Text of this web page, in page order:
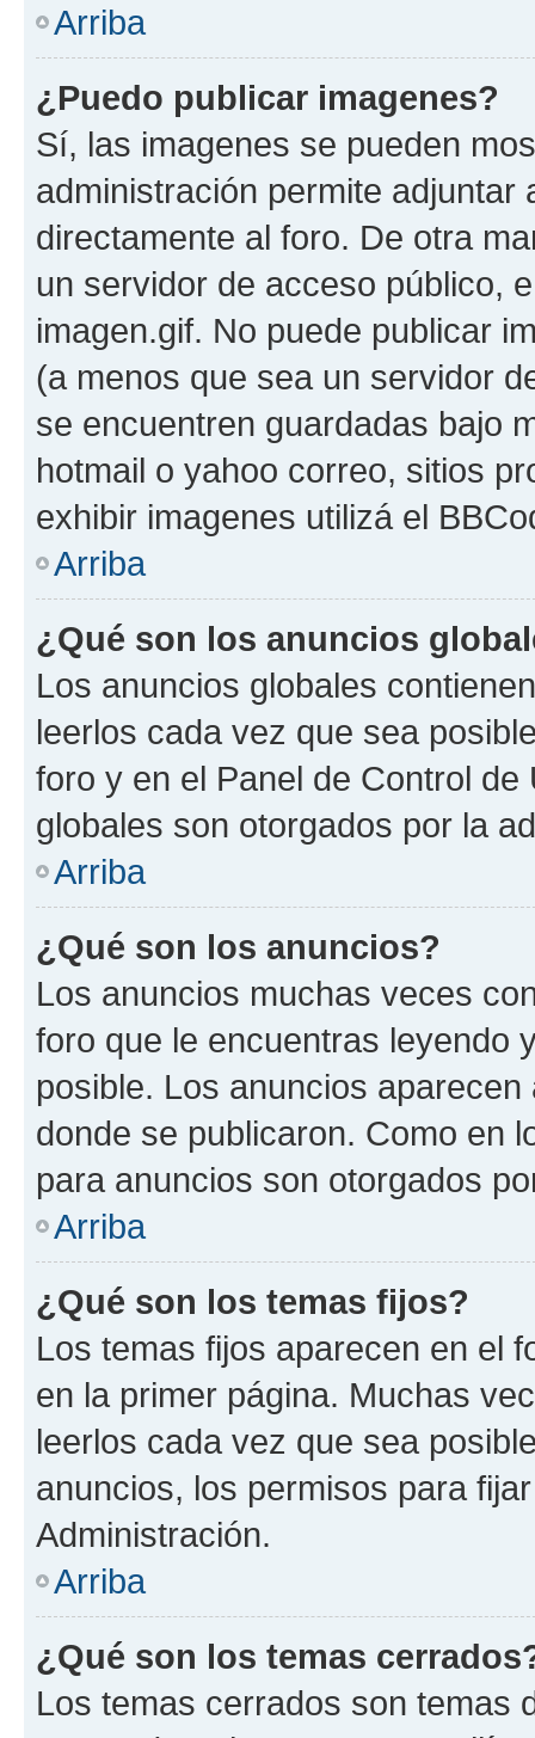
Arriba
¿Puedo publicar imagenes?
Sí, las imagenes se pueden
administración permite
directamente al foro. De otra
un servidor de acceso público,
imagen.gif. No puede publicar
(a menos que sea un servidor
se encuentren guardadas bajo
hotmail o yahoo correo, sitios
exhibir imagenes utilizá el
Arriba
¿Qué son los anuncios
Los anuncios globales
leerlos cada vez que sea
foro y en el Panel de Control
globales son otorgados por la
Arriba
¿Qué son los anuncios?
Los anuncios muchas veces
foro que le encuentras leyendo
posible. Los anuncios
donde se publicaron. Como en
para anuncios son otorgados
Arriba
¿Qué son los temas fijos?
Los temas fijos aparecen en el
en la primer página. Muchas
leerlos cada vez que sea
anuncios, los permisos para
Administración.
Arriba
¿Qué son los temas
Los temas cerrados son temas